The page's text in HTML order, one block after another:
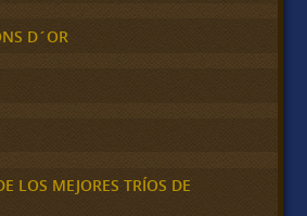
D´OR
LOS MEJORES TRÍOS DE